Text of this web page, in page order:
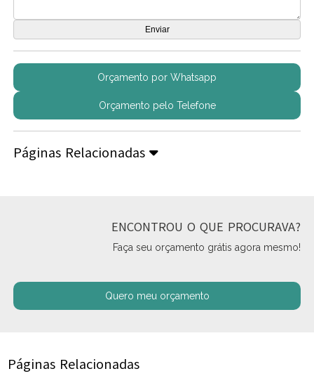
Orçamento por Whatsapp
Orçamento pelo Telefone
Páginas Relacionadas
ENCONTROU O QUE PROCURAVA?
Faça seu orçamento grátis agora mesmo!
Quero meu orçamento
Páginas Relacionadas